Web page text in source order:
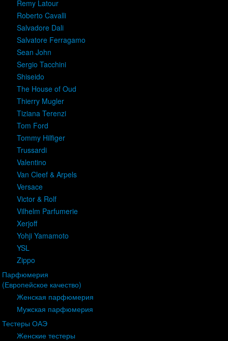
Remy Latour
Roberto Cavalli
Salvadore Dali
Salvatore Ferragamo
Sean John
Sergio Tacchini
Shiseido
The House of Oud
Thierry Mugler
Tiziana Terenzi
Tom Ford
Tommy Hilfiger
Trussardi
Valentino
Van Cleef & Arpels
Versace
Victor & Rolf
Vilhelm Parfumerie
Xerjoff
Yohji Yamamoto
YSL
Zippo
Парфюмерия
(Европейское качество)
Женская парфюмерия
Мужская парфюмерия
Тестеры ОАЭ
Женские тестеры